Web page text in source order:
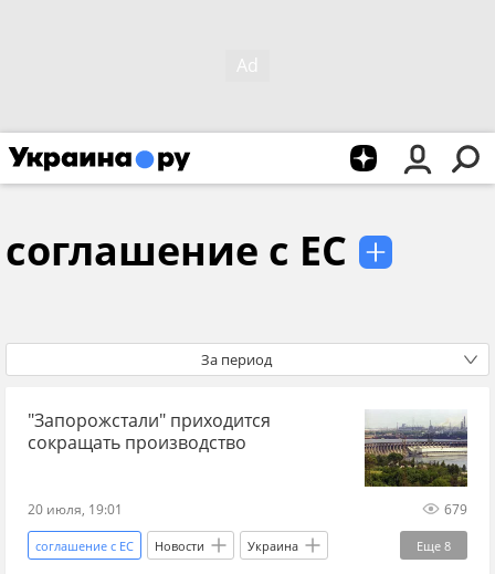
соглашение с ЕС
За период
"Запорожстали" приходится
сокращать производство
20 июля, 19:01 679
Еще 8
соглашение с ЕС Новости Украина